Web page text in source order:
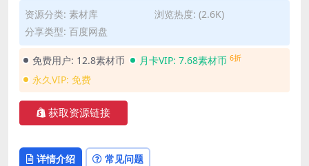
资源分类: 素材库
浏览热度: (2.6K)
分享类型: 百度网盘
免费用户: 12.8素材币 月卡VIP: 7.68素材币 6折
永久VIP: 免费
获取资源链接
详情介绍 常见问题